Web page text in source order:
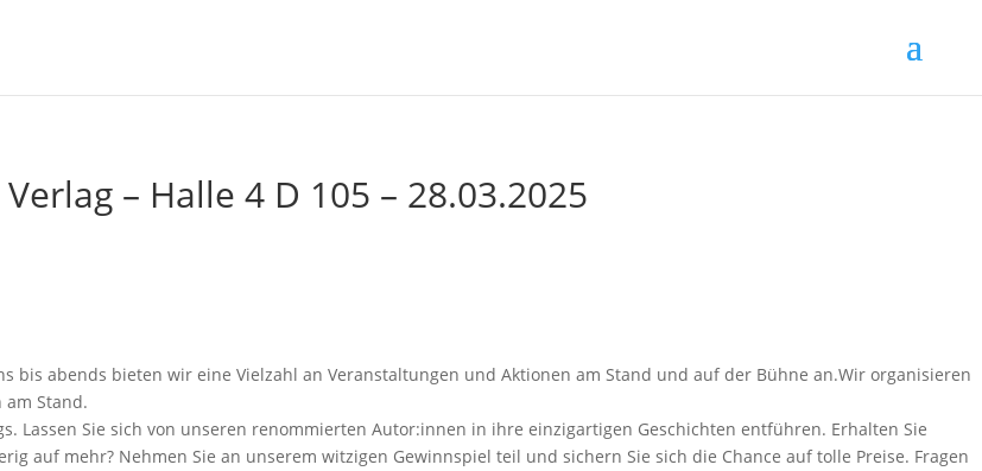
– Halle 4 D 105 – 28.03.2025
bis abends bieten wir eine Vielzahl an Veranstaltungen und Aktionen am Stand und auf der Bühne an.Wir organisieren
am Stand.
Lassen Sie sich von unseren renommierten Autor:innen in ihre einzigartigen Geschichten entführen. Erhalten Sie
auf mehr? Nehmen Sie an unserem witzigen Gewinnspiel teil und sichern Sie sich die Chance auf tolle Preise. Fragen